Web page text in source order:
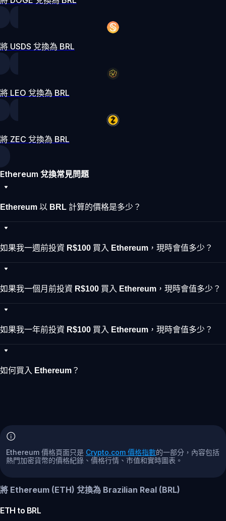
將 USDS 兌換為 BRL
將 LEO 兌換為 BRL
將 ZEC 兌換為 BRL
Ethereum 兌換常見問題
Ethereum 以 BRL 計算的價格是多少？
如果我一週前投資 R$100 買入 Ethereum，現時會值多少？
如果我一個月前投資 R$100 買入 Ethereum，現時會值多少？
如果我一年前投資 R$100 買入 Ethereum，現時會值多少？
如何買入 Ethereum？
Ethereum 價格頁面只是 Crypto.com 價格指數的一部分，內容包括
熱門加密貨幣的價格紀錄、價格行情、市值和實時圖表。
將 Ethereum (ETH) 兌換為 Brazilian Real (BRL)
ETH to BRL